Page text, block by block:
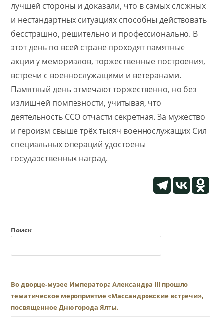
лучшей стороны и доказали, что в самых сложных
и нестандартных ситуациях способны действовать
бесстрашно, решительно и профессионально. В
этот день по всей стране проходят памятные
акции у мемориалов, торжественные построения,
встречи с военнослужащими и ветеранами.
Памятный день отмечают торжественно, но без
излишней помпезности, учитывая, что
деятельность ССО отчасти секретная. За мужество
и героизм свыше трёх тысяч военнослужащих Сил
специальных операций удостоены
государственных наград.
Поиск
Во дворце-музее Императора Александра III прошло
тематическое мероприятие «Массандровские встречи»,
посвященное Дню города Ялты.